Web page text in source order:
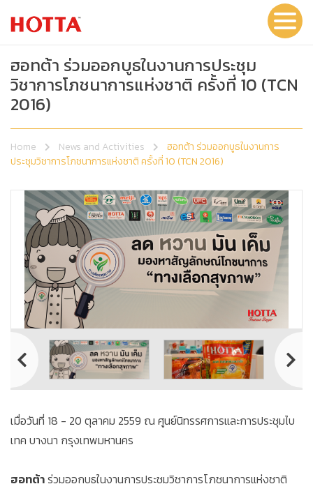
ฮอทต้า ร่วมออกบูธในงานการประชุม
วิชาการโภชนาการแห่งชาติ ครั้งที่ 10 (TCN
2016)
Home News and Activities
ฮอทต้า ร่วมออกบูธในงานการ
ประชุมวิชาการโภชนาการแห่งชาติ ครั้งที่ 10 (TCN 2016)
เมื่อวันที่ 18 - 20 ตุลาคม 2559 ณ ศูนย์นิทรรศการและการประชุมไบ
เทค บางนา กรุงเทพมหานคร
ฮอทต้าร่วมออกบูธในงานการประชุมวิชาการโภชนาการแห่งชาติ